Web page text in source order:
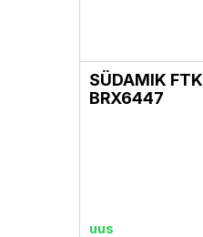
SÜDAMIK FTK
BRX6447
uus